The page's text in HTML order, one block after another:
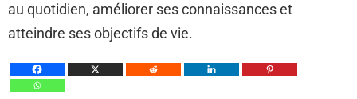
au quotidien, améliorer ses connaissances et
atteindre ses objectifs de vie.